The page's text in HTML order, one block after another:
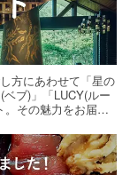
方にあわせて「星の
ブ)」「LUCY(ルー
その魅力をお届け